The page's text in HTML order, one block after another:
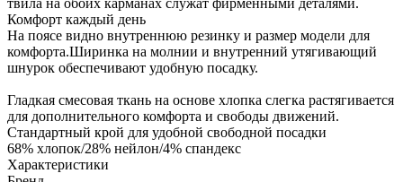
Комфорт каждый день
На поясе видно внутреннюю резинку и размер модели для
комфорта.Ширинка на молнии и внутренний утягивающий
шнурок обеспечивают удобную посадку.
Гладкая смесовая ткань на основе хлопка слегка растягивается
для дополнительного комфорта и свободы движений.
Стандартный крой для удобной свободной посадки
68% хлопок/28% нейлон/4% спандекс
Характеристики